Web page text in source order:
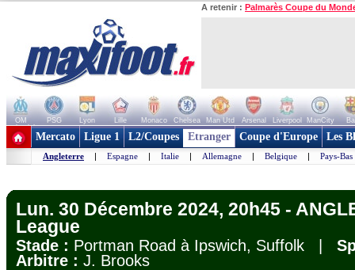
A retenir : Palmarès Coupe du
OM PSG Lyon Lille Monaco Chelsea Man Utd Arsenal Liverpool ManCity
+ de clubs
Mercato Ligue 1 L2/Coupes Etranger Coupe d'Europe Les
Angleterre | Espagne | Italie | Allemagne | Belgique | Pays-Bas
Lun. 30 Décembre 2024, 20h45 -
League
Stade : Portman Road à Ipswich, Suffolk |
Arbitre : J. Brooks